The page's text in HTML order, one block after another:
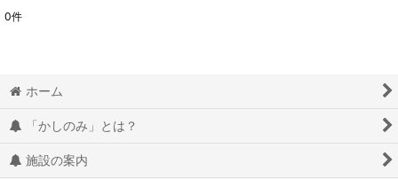
0件
ホーム
「かしのみ」とは？
施設の案内